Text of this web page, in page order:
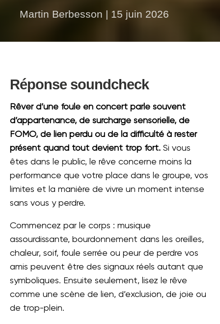
Martin Berbesson | 15 juin 2026
Réponse soundcheck
Rêver d’une foule en concert parle souvent
d’appartenance, de surcharge sensorielle, de
FOMO, de lien perdu ou de la difficulté à rester
présent quand tout devient trop fort. Si vous
êtes dans le public, le rêve concerne moins la
performance que votre place dans le groupe, vos
limites et la manière de vivre un moment intense
sans vous y perdre.
Commencez par le corps : musique
assourdissante, bourdonnement dans les oreilles,
chaleur, soif, foule serrée ou peur de perdre vos
amis peuvent être des signaux réels autant que
symboliques. Ensuite seulement, lisez le rêve
comme une scène de lien, d’exclusion, de joie ou
de trop-plein.